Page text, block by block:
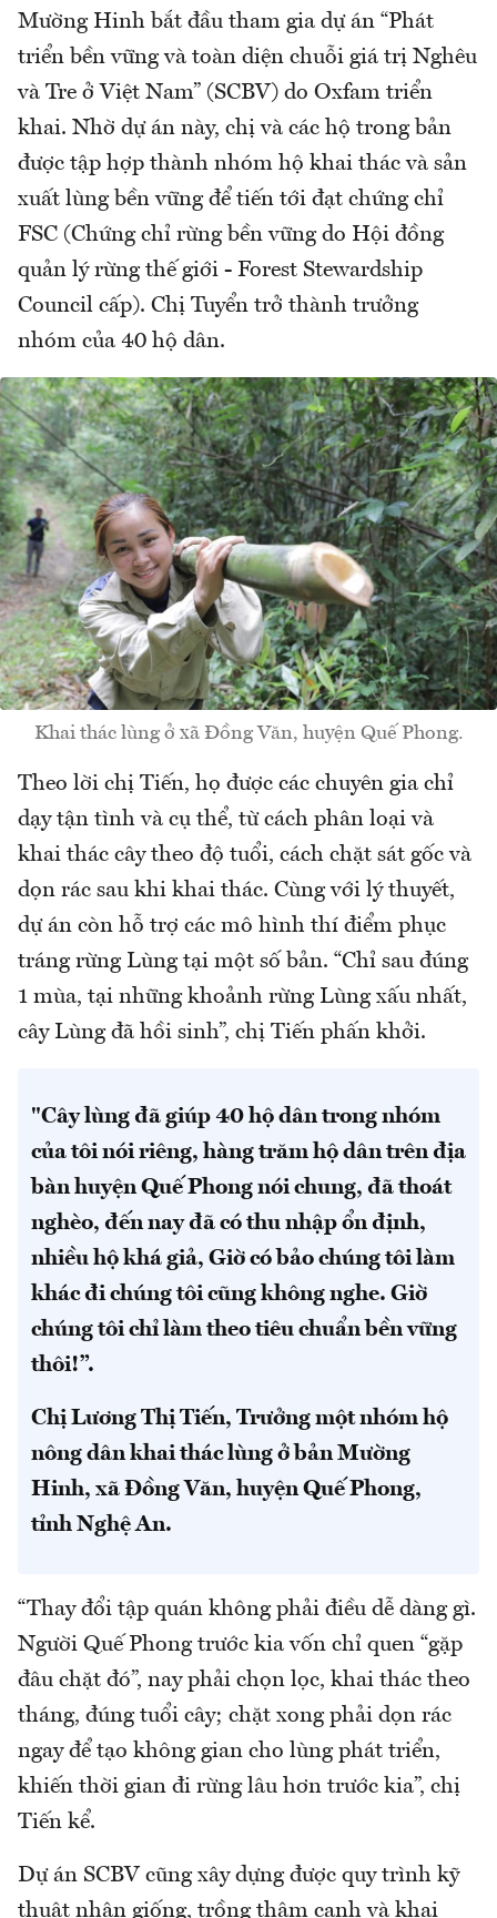
Mường Hinh bắt đầu tham gia dự án “Phát
triển bền vững và toàn diện chuỗi giá trị Nghêu
và Tre ở Việt Nam” (SCBV) do Oxfam triển
khai. Nhờ dự án này, chị và các hộ trong bản
được tập hợp thành nhóm hộ khai thác và sản
xuất lùng bền vững để tiến tới đạt chứng chỉ
FSC (Chứng chỉ rừng bền vững do Hội đồng
quản lý rừng thế giới - Forest Stewardship
Council cấp). Chị Tuyển trở thành trưởng
nhóm của 40 hộ dân.
Khai thác lùng ở xã Đồng Văn, huyện Quế Phong.
Theo lời chị Tiến, họ được các chuyên gia chỉ
dạy tận tình và cụ thể, từ cách phân loại và
khai thác cây theo độ tuổi, cách chặt sát gốc và
dọn rác sau khi khai thác. Cùng với lý thuyết,
dự án còn hỗ trợ các mô hình thí điểm phục
tráng rừng Lùng tại một số bản. “Chỉ sau đúng
1 mùa, tại những khoảnh rừng Lùng xấu nhất,
cây Lùng đã hồi sinh”, chị Tiến phấn khởi.
"Cây lùng đã giúp 40 hộ dân trong nhóm
của tôi nói riêng, hàng trăm hộ dân trên địa
bàn huyện Quế Phong nói chung, đã thoát
nghèo, đến nay đã có thu nhập ổn định,
nhiều hộ khá giả, Giờ có bảo chúng tôi làm
khác đi chúng tôi cũng không nghe. Giờ
chúng tôi chỉ làm theo tiêu chuẩn bền vững
thôi!”.
Chị Lương Thị Tiến, Trưởng một nhóm hộ
nông dân khai thác lùng ở bản Mường
Hinh, xã Đồng Văn, huyện Quế Phong,
tỉnh Nghệ An.
“Thay đổi tập quán không phải điều dễ dàng gì.
Người Quế Phong trước kia vốn chỉ quen “gặp
đâu chặt đó”, nay phải chọn lọc, khai thác theo
tháng, đúng tuổi cây; chặt xong phải dọn rác
ngay để tạo không gian cho lùng phát triển,
khiến thời gian đi rừng lâu hơn trước kia”, chị
Tiến kể.
Dự án SCBV cũng xây dựng được quy trình kỹ
thuật nhân giống, trồng thâm canh và khai